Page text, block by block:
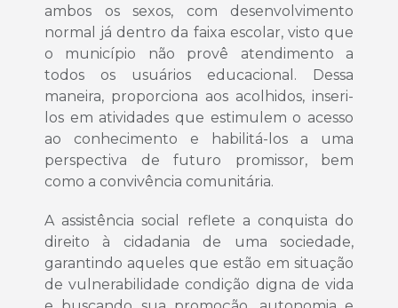
ambos os sexos, com desenvolvimento
normal já dentro da faixa escolar, visto que
o município não provê atendimento a
todos os usuários educacional. Dessa
maneira, proporciona aos acolhidos, inseri-
los em atividades que estimulem o acesso
ao conhecimento e habilitá-los a uma
perspectiva de futuro promissor, bem
como a convivência comunitária.
A assistência social reflete a conquista do
direito à cidadania de uma sociedade,
garantindo aqueles que estão em situação
de vulnerabilidade condição digna de vida